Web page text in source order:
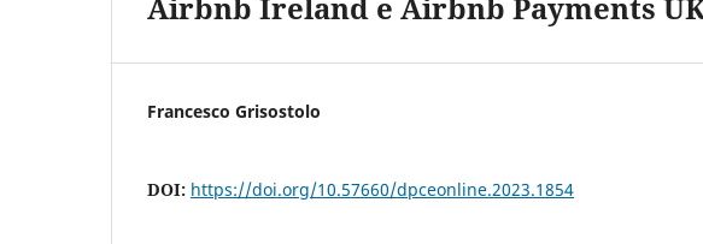
Francesco Grisostolo
DOI: https://doi.org/10.57660/dpceonline.2023.1854